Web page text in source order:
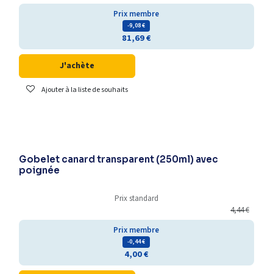
Prix membre
- 9,08€
81,69€
J'achète
Ajouter à la liste de souhaits
Gobelet canard transparent (250ml) avec
poignée
Prix standard
4,44€
Prix membre
- 0,44€
4,00€